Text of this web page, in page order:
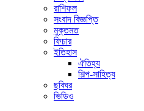
রাশিফল
সংবাদ বিজ্ঞপ্তি
মুক্তমত
ফিচার
ইতিহাস
ঐতিহ্য
শিল্প-সাহিত্য
ছবিঘর
ভিডিও